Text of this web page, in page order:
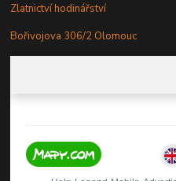
Zlatnictví hodinářství
Bořivojova 306/2 Olomouc